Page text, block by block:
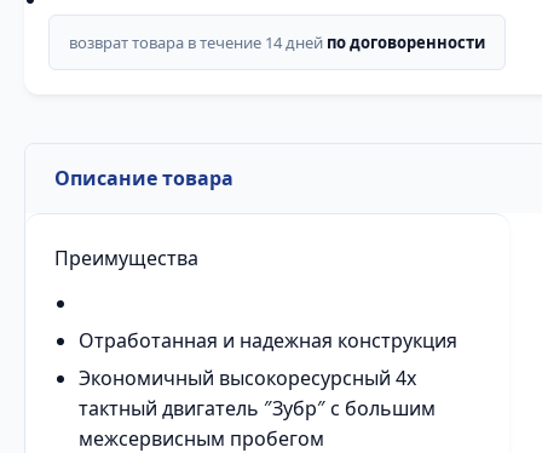
возврат товара в течение 14 дней по договоренности
Описание товара
Преимущества
Отработанная и надежная конструкция
Экономичный высокоресурсный 4х
тактный двигатель ″Зубр″ с большим
межсервисным пробегом